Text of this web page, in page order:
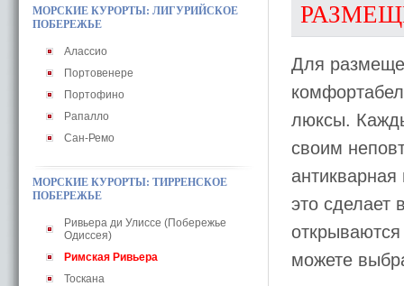
МОРСКИЕ КУРОРТЫ: ЛИГУРИЙСКОЕ
ПОБЕРЕЖЬЕ
Алассио
Портовенере
Портофино
Рапалло
Сан-Ремо
МОРСКИЕ КУРОРТЫ: ТИРРЕНСКОЕ
ПОБЕРЕЖЬЕ
Ривьера ди Улиссе (Побережье
Одиссея)
Римская Ривьера
Тоскана
Для
люксы.
своим
это
можете